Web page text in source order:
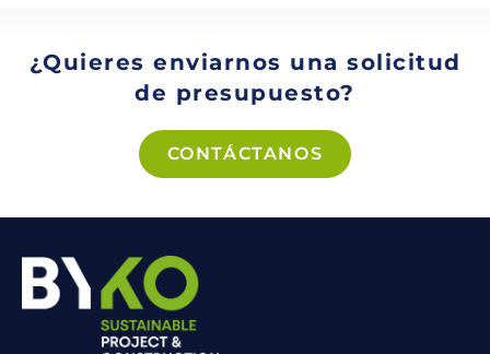
¿Quieres enviarnos una solicitud
de presupuesto?
CONTÁCTANOS